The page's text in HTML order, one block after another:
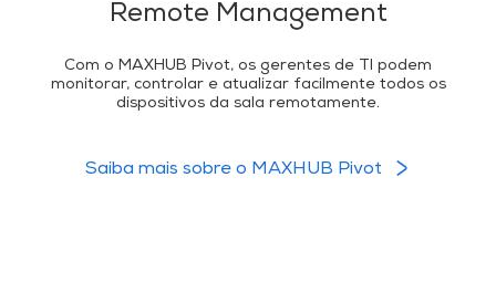
Remote Management
Com o MAXHUB Pivot, os gerentes de TI podem
monitorar, controlar e atualizar facilmente todos os
dispositivos da sala remotamente.
Saiba mais sobre o MAXHUB Pivot